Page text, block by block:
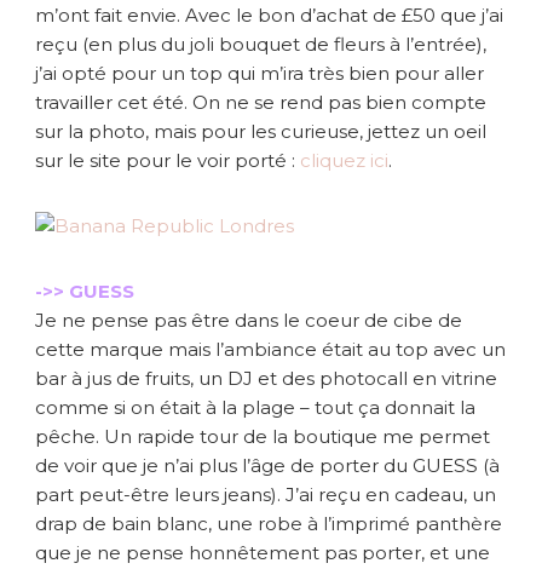
m’ont fait envie. Avec le bon d’achat de £50 que j’ai
reçu (en plus du joli bouquet de fleurs à l’entrée),
j’ai opté pour un top qui m’ira très bien pour aller
travailler cet été. On ne se rend pas bien compte
sur la photo, mais pour les curieuse, jettez un oeil
sur le site pour le voir porté : cliquez ici.
->> GUESS
Je ne pense pas être dans le coeur de cibe de
cette marque mais l’ambiance était au top avec un
bar à jus de fruits, un DJ et des photocall en vitrine
comme si on était à la plage – tout ça donnait la
pêche. Un rapide tour de la boutique me permet
de voir que je n’ai plus l’âge de porter du GUESS (à
part peut-être leurs jeans). J’ai reçu en cadeau, un
drap de bain blanc, une robe à l’imprimé panthère
que je ne pense honnêtement pas porter, et une